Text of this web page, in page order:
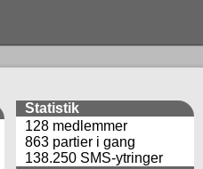
Statistik
128 medlemmer
863 partier i gang
138.250 SMS-ytringer